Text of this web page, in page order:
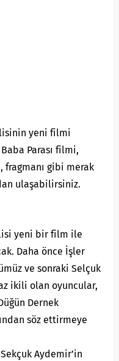
yeni filmi
Parası filmi,
fragmanı gibi merak
ulaşabilirsiniz.
yeni bir film ile
Daha önce İşler
ve sonraki Selçuk
ikili olan oyuncular,
Dernek
söz ettirmeye
Aydemir’in